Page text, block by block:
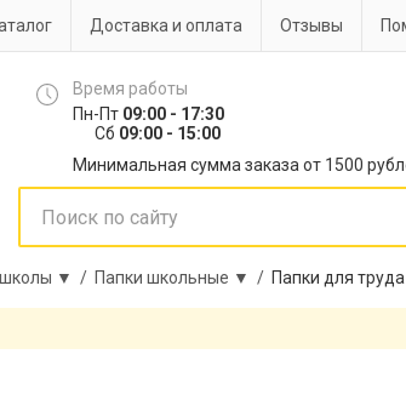
Доставка и оплата Отзывы
Время работы
Пн-Пт 09:00 - 17:30
Сб 09:00 - 15:00
Минимальная сумма заказа от 1500
школы ▼ / Папки школьные ▼ / Папки для труда